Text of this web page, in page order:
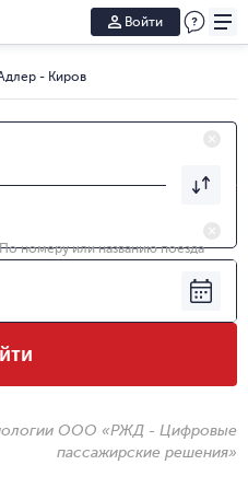
Войти
- Киров
По номеру или названию поезда
ООО «РЖД - Цифровые
пассажирские решения»